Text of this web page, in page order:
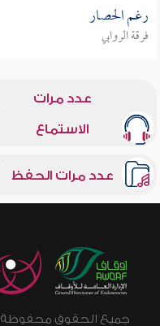
رغم الحصار
فرقة الروابي
عدد مرات
الاستماع
عدد مرات الحفظ
جميع الحقوق محفوظة © 2026 - 1998 لشبكة